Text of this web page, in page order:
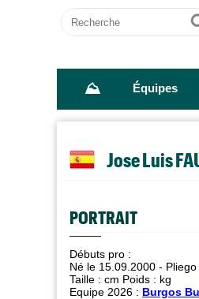
Recherche
⛰ Équipes
Jose Luis
PORTRAIT
Débuts pro :
Né le 15.09.2000 - Pliego
Taille : cm Poids : kg
Equipe 2026 : Burgos